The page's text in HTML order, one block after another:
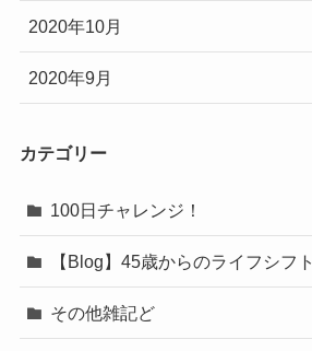
2020年10月
2020年9月
カテゴリー
100日チャレンジ！
【Blog】45歳からのライフシフト
その他雑記ど